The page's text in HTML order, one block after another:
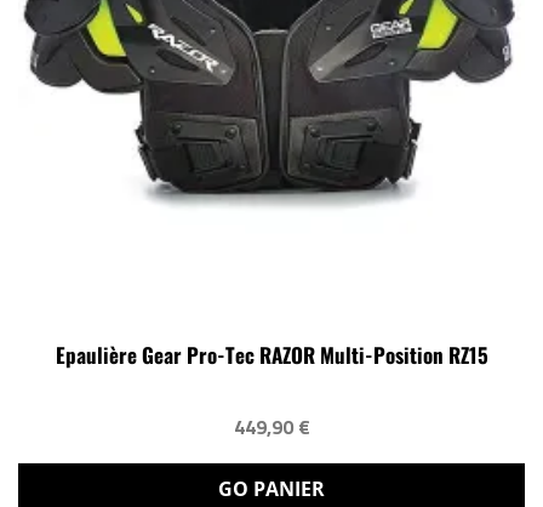
Epaulière Gear Pro-Tec RAZOR Multi-Position RZ15
449,90 €
GO PANIER